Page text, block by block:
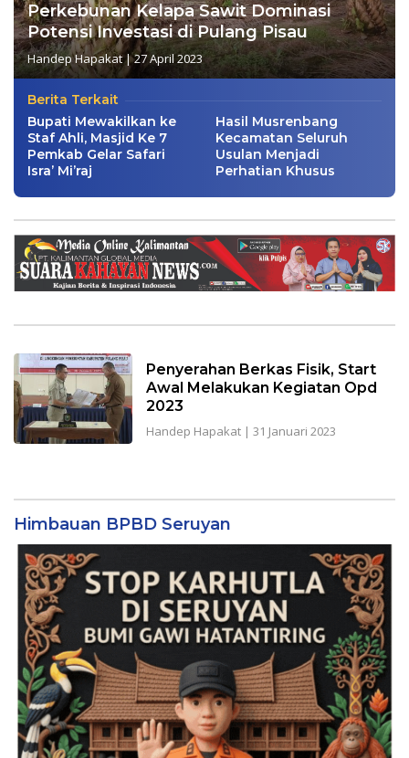
Perkebunan Kelapa Sawit Dominasi
Potensi Investasi di Pulang Pisau
Handep Hapakat|27 April 2023
Berita Terkait
Bupati Mewakilkan ke
Staf Ahli, Masjid Ke 7
Pemkab Gelar Safari
Isra’ Mi’raj
Hasil Musrenbang
Kecamatan Seluruh
Usulan Menjadi
Perhatian Khusus
Penyerahan Berkas Fisik, Start
Awal Melakukan Kegiatan Opd
2023
Handep Hapakat| 31 Januari 2023
Himbauan BPBD Seruyan